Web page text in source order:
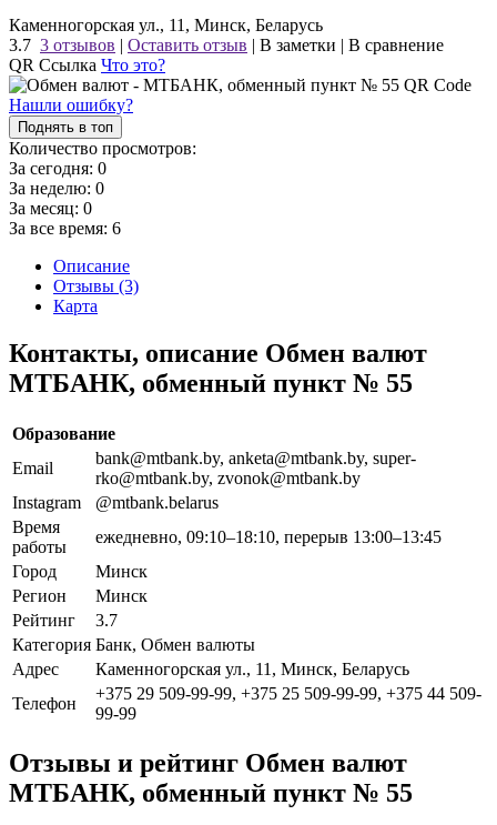
Каменногорская ул., 11, Минск, Беларусь
3.7 3 отзывов | Оставить отзыв | В заметки | В сравнение
QR Ссылка Что это?
Нашли ошибку?
Поднять в топ
Количество просмотров:
За сегодня: 0
За неделю: 0
За месяц: 0
За все время: 6
Описание
Отзывы (3)
Карта
Контакты, описание Обмен валют
МТБАНК, обменный пункт № 55
Образование
Email
bank@mtbank.by, anketa@mtbank.by, super-
rko@mtbank.by, zvonok@mtbank.by
Instagram
@mtbank.belarus
Время
работы
ежедневно, 09:10–18:10, перерыв 13:00–13:45
Город
Минск
Регион
Минск
Рейтинг
3.7
Категория Банк, Обмен валюты
Адрес
Каменногорская ул., 11, Минск, Беларусь
Телефон
+375 29 509-99-99, +375 25 509-99-99, +375 44 509-
99-99
Отзывы и рейтинг Обмен валют
МТБАНК, обменный пункт № 55